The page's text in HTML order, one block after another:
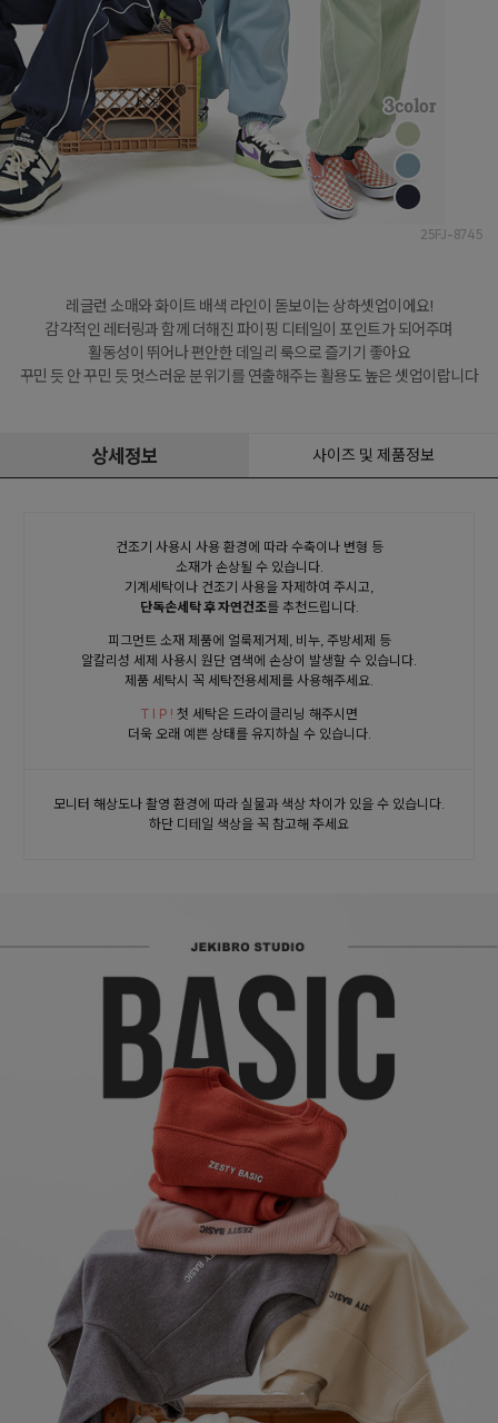
25FJ-8745
레글런 소매와 화이트 배색 라인이 돋보이는 상하셋업이에요!
감각적인 레터링과 함께 더해진 파이핑 디테일이 포인트가 되어주며
활동성이 뛰어나 편안한 데일리 룩으로 즐기기 좋아요
꾸민 듯 안 꾸민 듯 멋스러운 분위기를 연출해주는 활용도 높은 셋업이랍니다
상세정보 사이즈 및 제품정보
건조기 사용시 사용 환경에 따라 수축이나 변형 등
소재가 손상될 수 있습니다.
기계세탁이나 건조기 사용을 자제하여 주시고,
단독손세탁 후 자연건조를 추천드립니다.
피그먼트 소재 제품에 얼룩제거제, 비누, 주방세제 등
알칼리성 세제 사용시 원단 염색에 손상이 발생할 수 있습니다.
제품 세탁시 꼭 세탁전용세제를 사용해주세요.
T I P ! 첫 세탁은 드라이클리닝 해주시면
더욱 오래 예쁜 상태를 유지하실 수 있습니다.
모니터 해상도나 촬영 환경에 따라 실물과 색상 차이가 있을 수 있습니다.
하단 디테일 색상을 꼭 참고해 주세요